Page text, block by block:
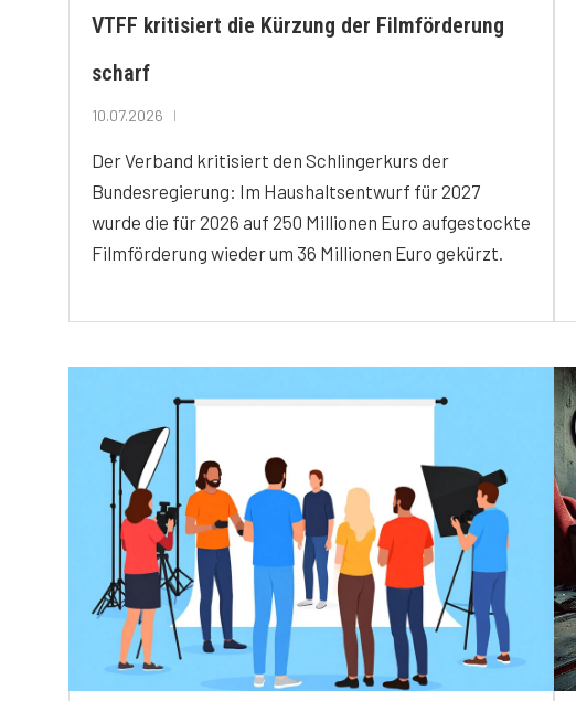
VTFF kritisiert die Kürzung der Filmförderung
scharf
10.07.2026
Der Verband kritisiert den Schlingerkurs der
Bundesregierung: Im Haushaltsentwurf für 2027
wurde die für 2026 auf 250 Millionen Euro aufgestockte
Filmförderung wieder um 36 Millionen Euro gekürzt.